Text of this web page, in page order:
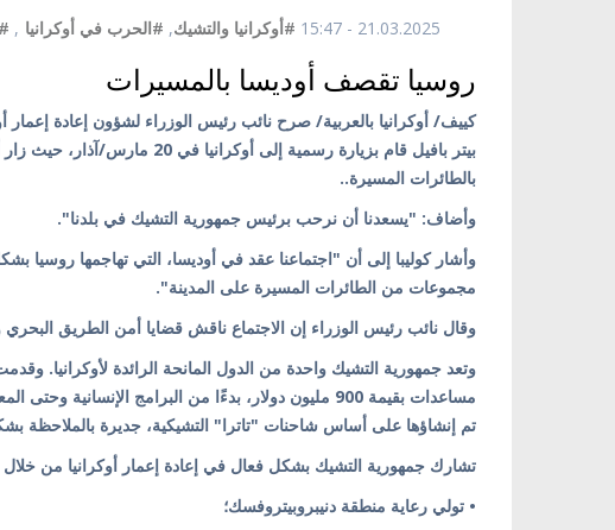
21.03.2025 - 15:47 #أوكرانيا والتشيك, #الحرب في أوكرانيا ,
روسيا تقصف أوديسا بالمسيرات
كييف/ أوكرانيا بالعربية/ صرح نائب رئيس الوزراء لشؤون إعادة إعمار
بيتر بافيل قام بزيارة رسمية
بالطائرات المسيرة..
وأضاف: "يسعدنا أن نرحب برئيس جمهورية التشيك في بلدنا".
وأشار كوليبا إلى أن "اجتماعنا عقد في أوديسا، التي تهاجمها روسيا
مجموعات من الطائرات المسيرة على المدينة".
وقال نائب رئيس الوزراء إن الاجتماع ناقش قضايا أمن الطريق البحري
وتعد جمهورية التشيك واحدة من الدول المانحة الرائدة لأوكرانيا.
مساعدات بقيمة 900 مليون دولار، بدءًا من البرامج
تم إنشاؤها على أساس شاحنات "تاترا" التشيكية، جديرة بالملاحظة
تشارك جمهورية التشيك بشكل فعال في إعادة إعمار أوكرانيا من
• تولي رعاية منطقة دنيبروبيتروفسك؛